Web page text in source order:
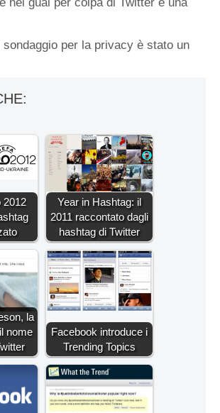
sondaggio per la privacy è stato un
2012
Year in Hashtag: il
2011 raccontato dagli
hashtag di Twitter
la
nome
Facebook introduce i
Trending Topics